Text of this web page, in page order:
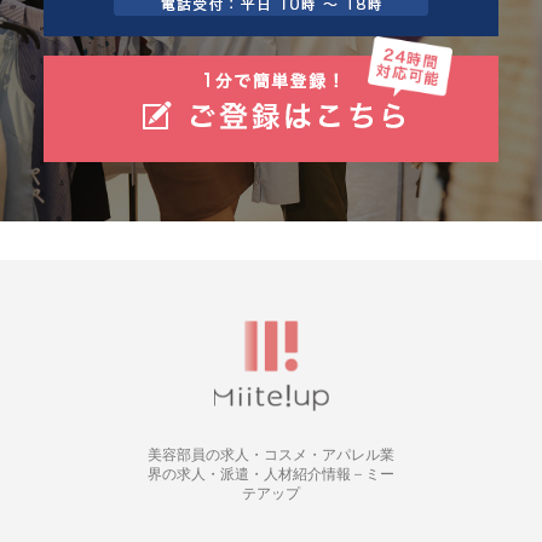
美容部員の求人・コスメ・アパレル業
界の求人・派遣・人材紹介情報 – ミー
テアップ